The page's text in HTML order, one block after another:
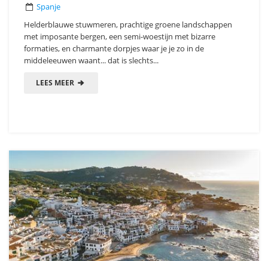
Spanje
Helderblauwe stuwmeren, prachtige groene landschappen
met imposante bergen, een semi-woestijn met bizarre
formaties, en charmante dorpjes waar je je zo in de
middeleeuwen waant... dat is slechts...
LEES MEER